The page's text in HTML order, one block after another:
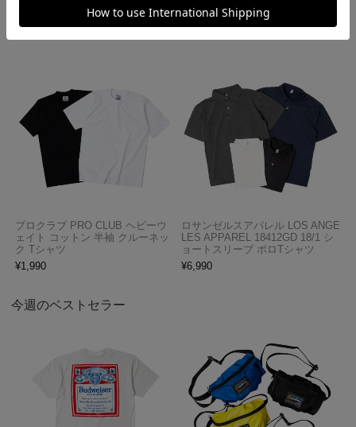
プロクラブ PRO CLUB ヘビーウ
ェイト コットン 半袖 クルーネッ
ク Tシャツ
¥1,990
ロサンゼルスアパレル LOS ANGE
LES APPAREL 18412GD 18/1 シ
ョートスリーブ ポロTシャツ
¥6,990
今週のベストセラー